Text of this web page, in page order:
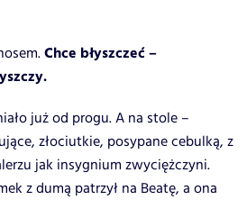
Chce błyszczeć –
już od progu. A na stole –
złociutkie, posypane cebulką, z
jak insygnium zwyciężczyni.
z dumą patrzył na Beatę, a ona